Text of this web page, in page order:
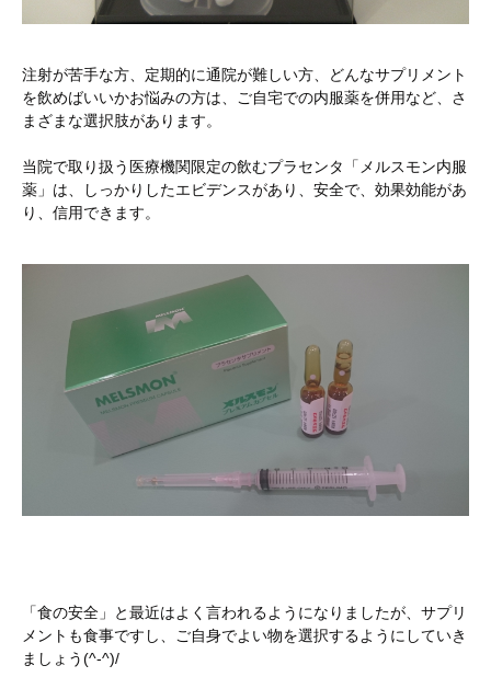
注射が苦手な方、定期的に通院が難しい方、どんなサプリメント
を飲めばいいかお悩みの方は、ご自宅での内服薬を併用など、さ
まざまな選択肢があります。
当院で取り扱う医療機関限定の飲むプラセンタ「メルスモン内服
薬」は、しっかりしたエビデンスがあり、安全で、効果効能があ
り、信用できます。
「食の安全」と最近はよく言われるようになりましたが、サプリ
メントも食事ですし、ご自身でよい物を選択するようにしていき
ましょう(^-^)/